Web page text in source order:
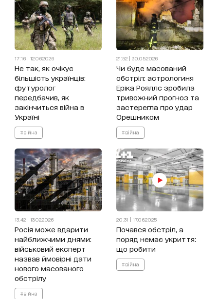
17:16 | 12.06.2026
Не так, як очікує
більшість українців:
футуролог
передбачив, як
закінчиться війна в
Україні
#війна
21:52 | 30.05.2026
Чи буде масований
обстріл: астрологиня
Еріка Рояллс зробила
тривожний прогноз та
застерегла про удар
Орешником
#війна
13:42 | 13.02.2026
Росія може вдарити
найближчими днями:
військовий експерт
назвав ймовірні дати
нового масованого
обстрілу
#війна
20:31 | 17.06.2025
Почався обстріл, а
поряд немає укриття:
що робити
#війна